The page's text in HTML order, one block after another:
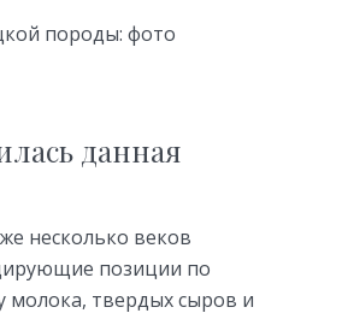
породы: фото
данная
несколько веков
позиции по
молока, твердых сыров и